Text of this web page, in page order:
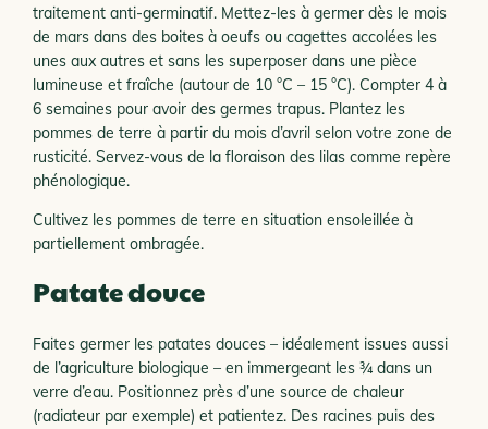
traitement anti-germinatif. Mettez-les à germer dès le mois
de mars dans des boites à oeufs ou cagettes accolées les
unes aux autres et sans les superposer dans une pièce
lumineuse et fraîche (autour de 10 °C – 15 °C). Compter 4 à
6 semaines pour avoir des germes trapus. Plantez les
pommes de terre à partir du mois d’avril selon votre zone de
rusticité. Servez-vous de la floraison des lilas comme repère
phénologique.
Cultivez les pommes de terre en situation ensoleillée à
partiellement ombragée.
Patate douce
Faites germer les patates douces – idéalement issues aussi
de l’agriculture biologique – en immergeant les 3⁄4 dans un
verre d’eau. Positionnez près d’une source de chaleur
(radiateur par exemple) et patientez. Des racines puis des